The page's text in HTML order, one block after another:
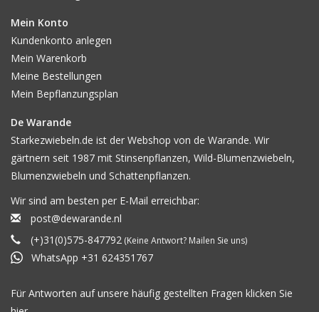
Mein Konto
Kundenkonto anlegen
Mein Warenkorb
Meine Bestellungen
Mein Bepflanzungsplan
De Warande
Starkezwiebeln.de ist der Webshop von de Warande. Wir
gärtnern seit 1987 mit Stinsenpflanzen, Wild-Blumenzwiebeln,
Blumenzwiebeln und Schattenpflanzen.
Wir sind am besten per E-Mail erreichbar:
post@dewarande.nl
(+)31(0)575-847792 (Keine Antwort? Mailen Sie uns)
WhatsApp +31 624351767
Für Antworten auf unsere häufig gestellten Fragen klicken Sie